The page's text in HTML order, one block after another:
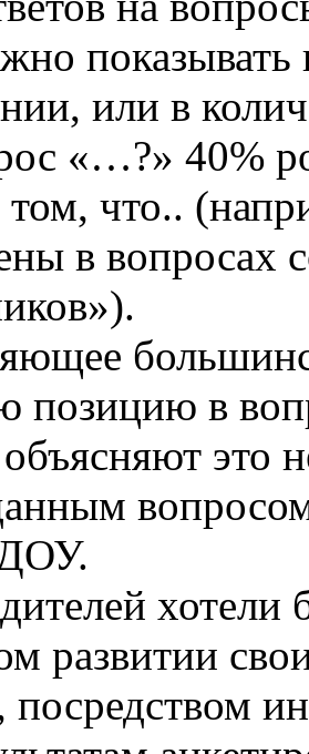
или в
«…?» 40%
том, что..
в вопросах
позицию в
это
развитии
посредством